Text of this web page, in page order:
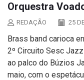
Orquestra
REDAÇÃO 25
Brass band carioca
2º Circuito Sesc
ao palco do Búzios
maio, com o